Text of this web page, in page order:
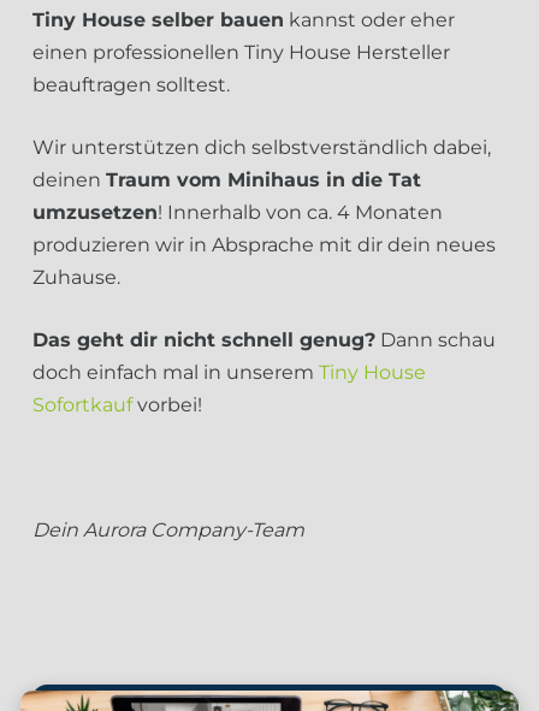
Tiny House selber bauen kannst oder eher
einen professionellen Tiny House Hersteller
beauftragen solltest.
Wir unterstützen dich selbstverständlich dabei,
deinen Traum vom Minihaus in die Tat
umzusetzen! Innerhalb von ca. 4 Monaten
produzieren wir in Absprache mit dir dein neues
Zuhause.
Das geht dir nicht schnell genug? Dann schau
doch einfach mal in unserem Tiny House
Sofortkaufvorbei!
Dein Aurora Company-Team